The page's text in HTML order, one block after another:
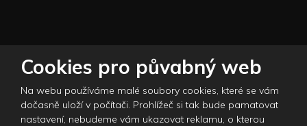
Mapa stránek|Podmínky použití| Nastavení cookies
Tento web je chráněn pomocí Google ReCAPTCHA a platí pro něj
zásady ochrany osobních údajů a smluvní podmínky
společnosti Google.
Cookies pro půvabný web
Na webu používáme malé soubory cookies, které se vám
dočasně uloží v počítači. Prohlížeč si tak bude pamatovat
nastavení, nebudeme vám ukazovat reklamu, o kterou